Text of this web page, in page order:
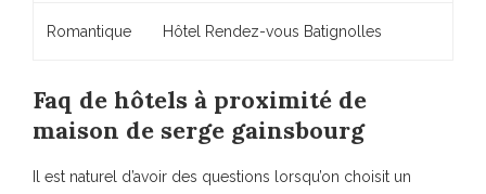
Romantique Hôtel Rendez-vous Batignolles
Faq de hôtels à proximité de
maison de serge gainsbourg
Il est naturel d’avoir des questions lorsqu’on choisit un